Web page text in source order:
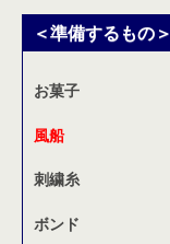
＜準備するもの＞
お菓子
風船
刺繍糸
ボンド